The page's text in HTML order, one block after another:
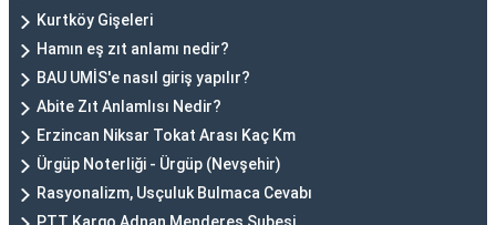
Kurtköy Gişeleri
Hamın eş zıt anlamı nedir?
BAU UMİS'e nasıl giriş yapılır?
Abite Zıt Anlamlısı Nedir?
Erzincan Niksar Tokat Arası Kaç Km
Ürgüp Noterliği - Ürgüp (Nevşehir)
Rasyonalizm, Usçuluk Bulmaca Cevabı